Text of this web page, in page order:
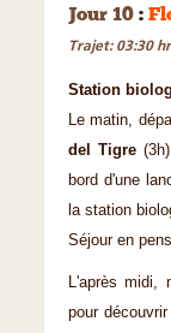
Jour 10 :
Trajet: 03:30
Station
Le matin,
del Tigre
bord d'une
la station
Séjour en
L'après midi,
pour